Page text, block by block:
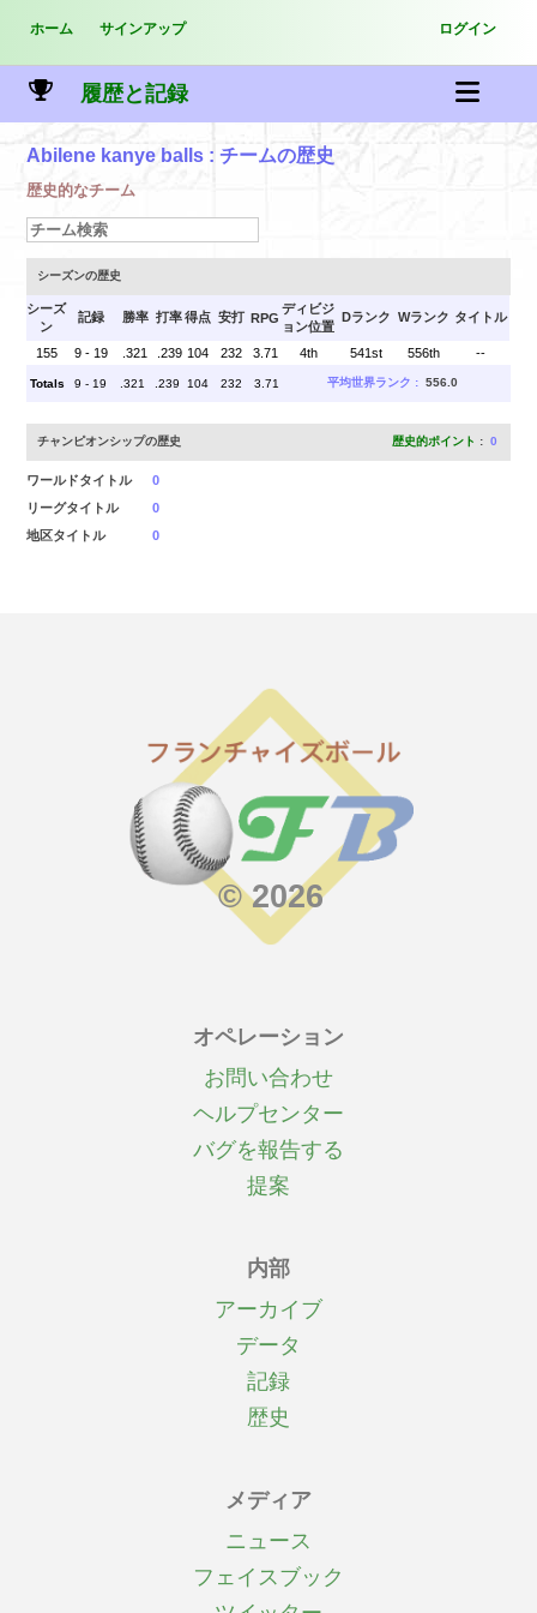
ホーム サインアップ ログイン
履歴と記録
Abilene kanye balls : チームの歴史
歴史的なチーム
シーズンの歴史
シーズ
ン
記録 勝率 打率得点 安打 RPG
ディビジ
ョン位置
Dランク Wランク タイトル
155 9 - 19 .321 .239 104 232 3.71 4th 541st 556th --
Totals 9 - 19 .321 .239 104 232 3.71 平均世界ランク : 556.0
チャンピオンシップの歴史 歴史的ポイント : 0
ワールドタイトル
0
リーグタイトル
0
地区タイトル
0
© 2026
オペレーション
お問い合わせ
ヘルプセンター
バグを報告する
提案
内部
アーカイブ
データ
記録
歴史
メディア
ニュース
フェイスブック